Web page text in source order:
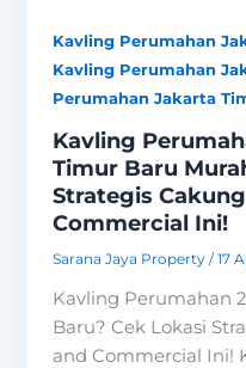
Kavling Perumahan
Kavling Perumahan
Perumahan Jakarta
Kavling
Timur Baru
Strategis
Commercial Ini!
Sarana Jaya Property/17
Kavling Perumahan
Baru? Cek Lokasi
and Commercial Ini!